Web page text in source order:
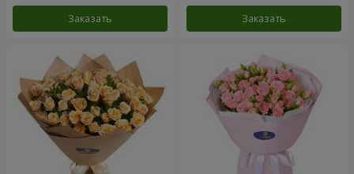
Заказать Заказать